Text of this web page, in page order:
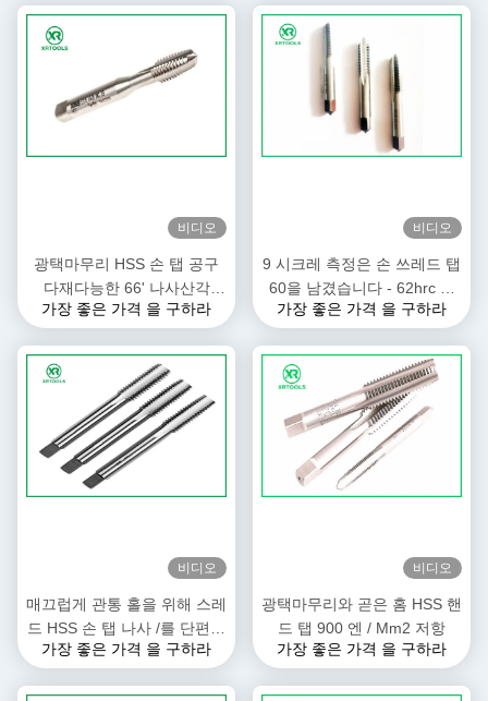
비디오
광택마무리 HSS 손 탭 공구
다재다능한 66' 나사산각
ISO529 표준
가장 좋은 가격 을 구하라
비디오
9 시크레 측정은 손 쓰레드 탭
60을 남겼습니다 - 62hrc 견
고성 66 도 나사산각
가장 좋은 가격 을 구하라
비디오
매끄럽게 관통 홀을 위해 스레
드 HSS 손 탭 나사 /를 단편적
이게 자르느요
가장 좋은 가격 을 구하라
비디오
광택마무리와 곧은 홈 HSS 핸
드 탭 900 엔 / Mm2 저항
가장 좋은 가격 을 구하라